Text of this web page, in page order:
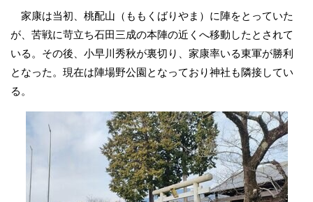
家康は当初、桃配山（ももくばりやま）に陣をとっていた
が、苦戦に苛立ち石田三成の本陣の近くへ移動したとされて
いる。その後、小早川秀秋が裏切り、家康率いる東軍が勝利
となった。現在は陣場野公園となっており神社も隣接してい
る。